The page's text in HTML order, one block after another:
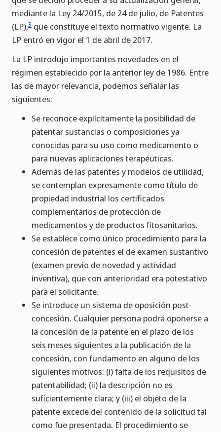
mediante la Ley 24/2015, de 24 de julio, de Patentes
(LP),3 que constituye el texto normativo vigente. La
LP entró en vigor el 1 de abril de 2017.
La LP introdujo importantes novedades en el
régimen establecido por la anterior ley de 1986. Entre
las de mayor relevancia, podemos señalar las
siguientes:
Se reconoce explícitamente la posibilidad de
patentar sustancias o composiciones ya
conocidas para su uso como medicamento o
para nuevas aplicaciones terapéuticas.
Además de las patentes y modelos de utilidad,
se contemplan expresamente como título de
propiedad industrial los certificados
complementarios de protección de
medicamentos y de productos fitosanitarios.
Se establece como único procedimiento para la
concesión de patentes el de examen sustantivo
(examen previo de novedad y actividad
inventiva), que con anterioridad era potestativo
para el solicitante.
Se introduce un sistema de oposición post-
concesión. Cualquier persona podrá oponerse a
la concesión de la patente en el plazo de los
seis meses siguientes a la publicación de la
concesión, con fundamento en alguno de los
siguientes motivos: (i) falta de los requisitos de
patentabilidad; (ii) la descripción no es
suficientemente clara; y (iii) el objeto de la
patente excede del contenido de la solicitud tal
como fue presentada. El procedimiento se